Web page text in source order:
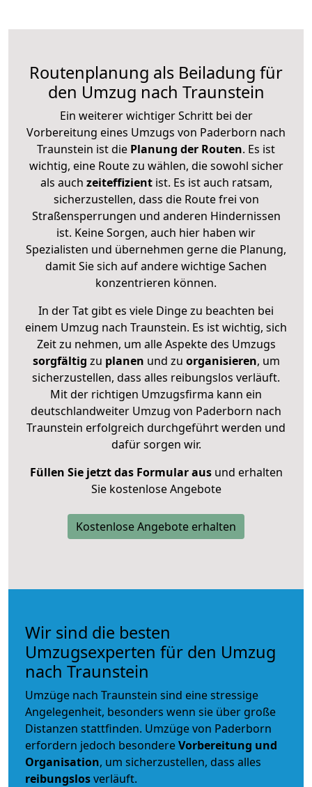
Routenplanung als Beiladung für
den Umzug nach Traunstein
Ein weiterer wichtiger Schritt bei der
Vorbereitung eines Umzugs von Paderborn nach
Traunstein ist die Planung der Routen. Es ist
wichtig, eine Route zu wählen, die sowohl sicher
als auch zeiteffizientist. Es ist auch ratsam,
sicherzustellen, dass die Route frei von
Straßensperrungen und anderen Hindernissen
ist. Keine Sorgen, auch hier haben wir
Spezialisten und übernehmen gerne die Planung,
damit Sie sich auf andere wichtige Sachen
konzentrieren können.
In der Tat gibt es viele Dinge zu beachten bei
einem Umzug nach Traunstein. Es ist wichtig, sich
Zeit zu nehmen, um alle Aspekte des Umzugs
sorgfältig zu planen und zu organisieren, um
sicherzustellen, dass alles reibungslos verläuft.
Mit der richtigen Umzugsfirma kann ein
deutschlandweiter Umzug von Paderborn nach
Traunstein erfolgreich durchgeführt werden und
dafür sorgen wir.
Füllen Sie jetzt das Formular ausund erhalten
Sie kostenlose Angebote
Kostenlose Angebote erhalten
Wir sind die besten
Umzugsexperten für den Umzug
nach Traunstein
Umzüge nach Traunstein sind eine stressige
Angelegenheit, besonders wenn sie über große
Distanzen stattfinden. Umzüge von Paderborn
erfordern jedoch besondereVorbereitung und
Organisation, um sicherzustellen, dass alles
reibungslosverläuft.